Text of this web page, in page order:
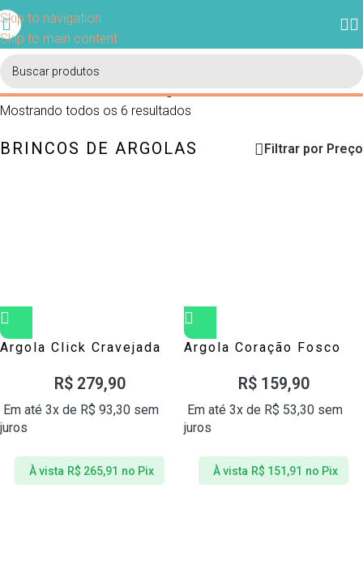
Skip to navigation
Skip to main content
Início/Brincos/Brincos de Argolas
Mostrando todos os 6 resultados
BRINCOS DE ARGOLAS Filtrar por Preço
Argola Click Cravejada
R$279,90
Em até 3x de R$ 93,30 sem
juros
À vista R$ 265,91 no Pix
Argola Coração Fosco
R$159,90
Em até 3x de R$ 53,30 sem
juros
À vista R$ 151,91 no Pix